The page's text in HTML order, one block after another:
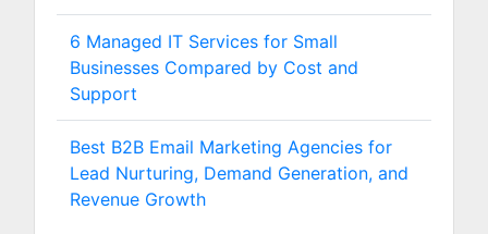
6 Managed IT Services for Small
Businesses Compared by Cost and
Support
Best B2B Email Marketing Agencies for
Lead Nurturing, Demand Generation, and
Revenue Growth